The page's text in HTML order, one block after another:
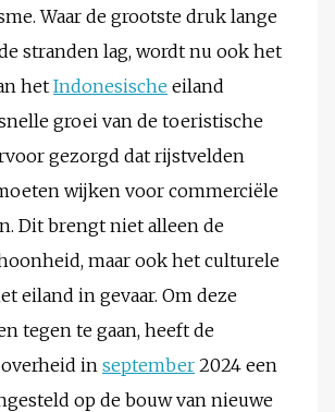
Waar de grootste druk lange
stranden lag, wordt nu ook het
hetIndonesische eiland
groei van de toeristische
gezorgd dat rijstvelden
wijken voor commerciële
Dit brengt niet alleen de
maar ook het culturele
eiland in gevaar. Om deze
tegen te gaan, heeft de
in september 2024 een
op de bouw van nieuwe